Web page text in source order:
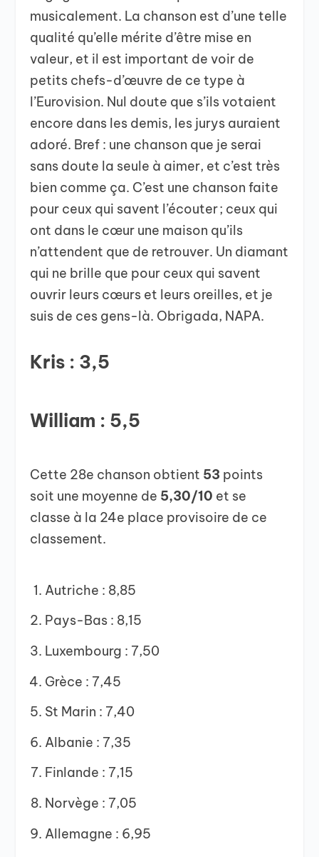
musicalement. La chanson est d’une telle
qualité qu’elle mérite d’être mise en
valeur, et il est important de voir de
petits chefs-d’œuvre de ce type à
l’Eurovision. Nul doute que s’ils votaient
encore dans les demis, les jurys auraient
adoré. Bref : une chanson que je serai
sans doute la seule à aimer, et c’est très
bien comme ça. C’est une chanson faite
pour ceux qui savent l’écouter ; ceux qui
ont dans le cœur une maison qu’ils
n’attendent que de retrouver. Un diamant
qui ne brille que pour ceux qui savent
ouvrir leurs cœurs et leurs oreilles, et je
suis de ces gens-là. Obrigada, NAPA.
Kris : 3,5
William : 5,5
Cette 28e chanson obtient 53 points
soit une moyenne de 5,30/10 et se
classe à la 24e place provisoire de ce
classement.
Autriche : 8,85
Pays-Bas : 8,15
Luxembourg : 7,50
Grèce : 7,45
St Marin : 7,40
Albanie : 7,35
Finlande : 7,15
Norvège : 7,05
Allemagne : 6,95